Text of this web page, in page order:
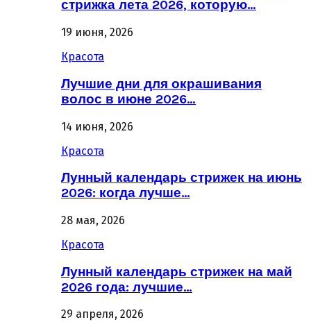
стрижка лета 2026, которую…
19 июня, 2026
Красота
Лучшие дни для окрашивания
волос в июне 2026…
14 июня, 2026
Красота
Лунный календарь стрижек на июнь
2026: когда лучше…
28 мая, 2026
Красота
Лунный календарь стрижек на май
2026 года: лучшие…
29 апреля, 2026